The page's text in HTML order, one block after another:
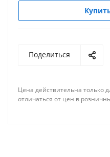
Поделиться
Цена действительна только
отличаться от цен в